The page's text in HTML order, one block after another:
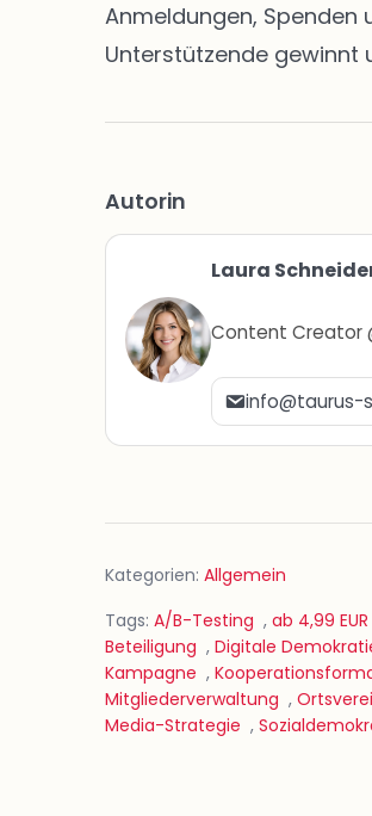
Anmeldungen, Spenden
Unterstützende gewinnt
Autorin
Laura
Content Creator
info@taurus-
Kategorien: Allgemein
Tags: A/B-Testing , ab 4,99 EUR
Beteiligung , Digitale
Kampagne ,
Mitgliederverwaltung ,
Media-Strategie ,